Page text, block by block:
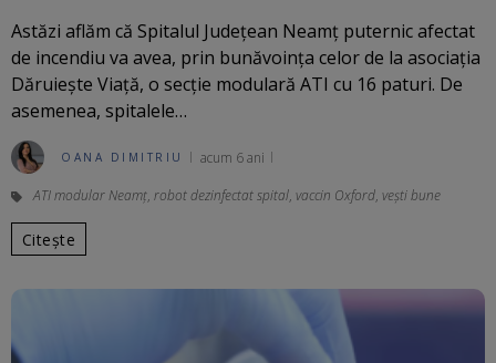
Astăzi aflăm că Spitalul Județean Neamț puternic afectat
de incendiu va avea, prin bunăvoința celor de la asociația
Dăruiește Viață, o secție modulară ATI cu 16 paturi. De
asemenea, spitalele…
OANA DIMITRIU acum 6 ani
ATI modular Neamț, robot dezinfectat spital, vaccin Oxford, vești bune
Citește